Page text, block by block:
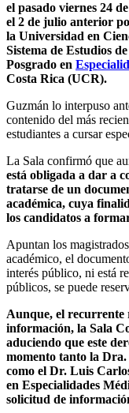
el pasado viernes 24
el 2 de julio anterior
la Universidad en
Sistema de Estudios
Posgrado en
Costa Rica (UCR).
Guzmán lo interpuso
contenido del más
estudiantes a cursar
La Sala confirmó que
está obligada a dar a
tratarse de un
académica, cuya
los candidatos a
Apuntan los
académico, el
interés público, ni está
públicos, se puede
Aunque, el recurrente
información, la Sala
aduciendo que este
momento tanto la
como el Dr. Luis
en Especialidades
solicitud de